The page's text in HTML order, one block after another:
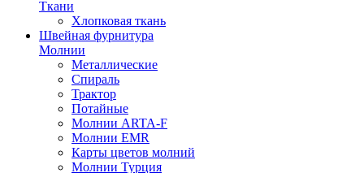
Ткани
Хлопковая ткань
Швейная фурнитура
Молнии
Металлические
Спираль
Трактор
Потайные
Молнии ARTA-F
Молнии EMR
Карты цветов молний
Молнии Турция